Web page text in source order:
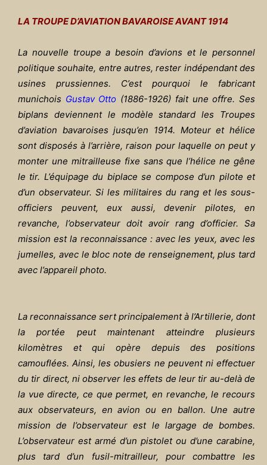
LA TROUPE D’AVIATION BAVAROISE AVANT 1914
La nouvelle troupe a besoin d’avions et le personnel
politique souhaite, entre autres, rester indépendant des
usines prussiennes. C’est pourquoi le fabricant
munichois Gustav Otto (1886-1926) fait une offre. Ses
biplans deviennent le modèle standard les Troupes
d’aviation bavaroises jusqu’en 1914. Moteur et hélice
sont disposés à l’arrière, raison pour laquelle on peut y
monter une mitrailleuse fixe sans que l’hélice ne gêne
le tir. L’équipage du biplace se compose d’un pilote et
d’un observateur. Si les militaires du rang et les sous-
officiers peuvent, eux aussi, devenir pilotes, en
revanche, l’observateur doit avoir rang d’officier. Sa
mission est la reconnaissance : avec les yeux, avec les
jumelles, avec le bloc note de renseignement, plus tard
avec l’appareil photo.
La reconnaissance sert principalement à l’Artillerie, dont
la portée peut maintenant atteindre plusieurs
kilomètres et qui opère depuis des positions
camouflées. Ainsi, les obusiers ne peuvent ni effectuer
du tir direct, ni observer les effets de leur tir au-delà de
la vue directe, ce que permet, en revanche, le recours
aux observateurs, en avion ou en ballon. Une autre
mission de l’observateur est le largage de bombes.
L’observateur est armé d’un pistolet ou d’une carabine,
plus tard d’un fusil-mitrailleur, pour combattre les